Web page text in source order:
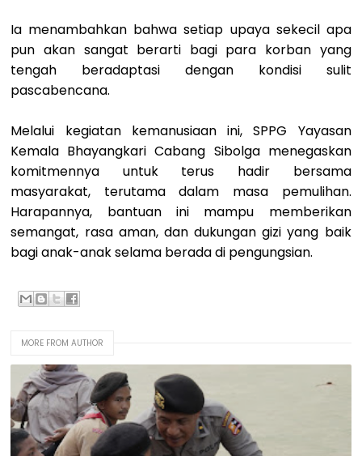
Ia menambahkan bahwa setiap upaya sekecil apa
pun akan sangat berarti bagi para korban yang
tengah beradaptasi dengan kondisi sulit
pascabencana.
Melalui kegiatan kemanusiaan ini, SPPG Yayasan
Kemala Bhayangkari Cabang Sibolga menegaskan
komitmennya untuk terus hadir bersama
masyarakat, terutama dalam masa pemulihan.
Harapannya, bantuan ini mampu memberikan
semangat, rasa aman, dan dukungan gizi yang baik
bagi anak-anak selama berada di pengungsian.
MORE FROM AUTHOR